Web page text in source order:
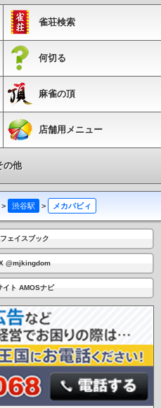
雀荘検索
何切る
麻雀の頂
店舗用メニュー
の他
> 渋谷駅 > メカバビィ
ェイスブック
@mjkingdom
イト AMOSナビ